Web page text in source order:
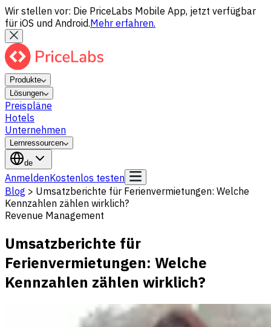
Wir stellen vor: Die PriceLabs Mobile App, jetzt verfügbar
für iOS und Android.Mehr erfahren.
Produkte
Lösungen
Preispläne
Hotels
Unternehmen
Lernressourcen
de
AnmeldenKostenlos testen
Blog > Umsatzberichte für Ferienvermietungen: Welche
Kennzahlen zählen wirklich?
Revenue Management
Umsatzberichte für
Ferienvermietungen: Welche
Kennzahlen zählen wirklich?